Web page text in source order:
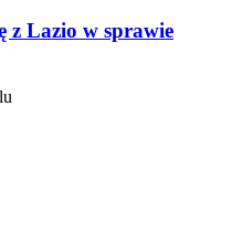
z Lazio w sprawie